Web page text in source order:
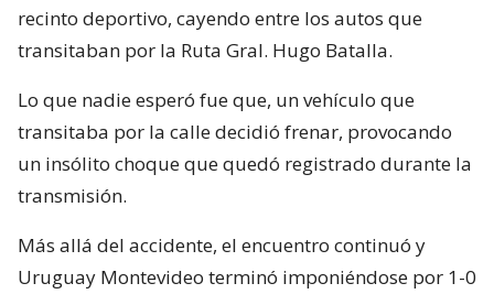
recinto deportivo, cayendo entre los autos que
transitaban por la Ruta Gral. Hugo Batalla.
Lo que nadie esperó fue que, un vehículo que
transitaba por la calle decidió frenar, provocando
un insólito choque que quedó registrado durante la
transmisión.
Más allá del accidente, el encuentro continuó y
Uruguay Montevideo terminó imponiéndose por 1-0